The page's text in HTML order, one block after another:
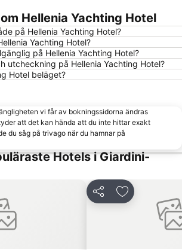
Tindari
Botaniska trädgården
Isola Bella
Piazza del Duomo
Piazza del Duomo
Reggio Calabria Airport
Mamma Rosa
Station
Isola Bella
San Leone Rapisardi
Baia del Tono
Hellenia Yachting Hotel
på Hellenia Yachting Hotel?
Yachting Hotel?
på Hellenia Yachting Hotel?
utcheckning på Hellenia Yachting Hotel?
Hotel beläget?
vi får av bokningssidorna ändras
att det kan hända att du inte hittar exakt
du såg på trivago när du hamnar på
Hotels i Giardini-
Favoriter Dela Lägg till i